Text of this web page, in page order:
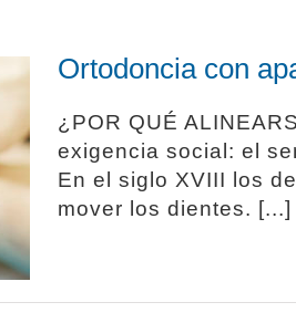
Ortodoncia con
¿POR QUÉ
exigencia social: el
En el siglo XVIII los
mover los dientes. [...]